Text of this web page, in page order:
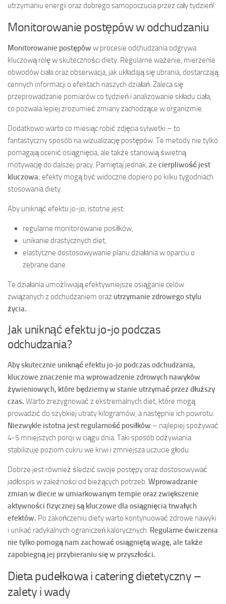
utrzymaniu energii oraz dobrego samopoczucia przez cały tydzień!
Monitorowanie postępów w odchudzaniu
Monitorowanie postępów w procesie odchudzania odgrywa
kluczową rolę w skuteczności diety. Regularne ważenie, mierzenie
obwodów ciała oraz obserwacja, jak układają się ubrania, dostarczają
cennych informacji o efektach naszych działań. Zaleca się
przeprowadzanie pomiarów co tydzień i analizowanie składu ciała,
co pozwala lepiej zrozumieć zmiany zachodzące w organizmie.
Dodatkowo warto co miesiąc robić zdjęcia sylwetki – to
fantastyczny sposób na wizualizację postępów. Te metody nie tylko
pomagają ocenić osiągnięcia, ale także stanowią świetną
motywację do dalszej pracy. Pamiętaj jednak, że cierpliwość jest
kluczowa; efekty mogą być widoczne dopiero po kilku tygodniach
stosowania diety.
Aby uniknąć efektu jo-jo, istotne jest:
regularne monitorowanie posiłków,
unikanie drastycznych diet,
elastyczne dostosowywanie planu działania w oparciu o
zebrane dane.
Te działania umożliwiają efektywniejsze osiąganie celów
związanych z odchudzaniem oraz utrzymanie zdrowego stylu
życia.
Jak uniknąć efektu jo-jo podczas
odchudzania?
Aby skutecznie uniknąć efektu jo-jo podczas odchudzania,
kluczowe znaczenie ma wprowadzenie zdrowych nawyków
żywieniowych, które będziemy w stanie utrzymać przez dłuższy
czas. Warto zrezygnować z ekstremalnych diet, które mogą
prowadzić do szybkiej utraty kilogramów, a następnie ich powrotu.
Niezwykle istotna jest regularność posiłków – najlepiej spożywać
4-5 mniejszych porcji w ciągu dnia. Taki sposób odżywiania
stabilizuje poziom cukru we krwi i zmniejsza uczucie głodu.
Dobrze jest również śledzić swoje postępy oraz dostosowywać
jadłospis w zależności od bieżących potrzeb. Wprowadzanie
zmian w diecie w umiarkowanym tempie oraz zwiększenie
aktywności fizycznej są kluczowe dla osiągnięcia trwałych
efektów. Po zakończeniu diety warto kontynuować zdrowe nawyki
i unikać radykalnych ograniczeń kalorycznych. Regularne ćwiczenia
nie tylko pomogą nam zachować osiągniętą wagę, ale także
zapobiegną jej przybieraniu się w przyszłości.
Dieta pudełkowa i catering dietetyczny –
zalety i wady